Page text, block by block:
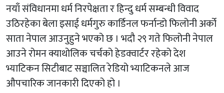
नयाँ संविधानमा धर्म निरपेक्षता र हिन्दु धर्म सम्बन्धी विवाद
उठिरहेका बेला इसाई धर्मगुरु कार्डिनल फर्नान्डो फिलोनी अर्को
साता नेपाल आउनुहुने भएको छ । भदौ २९ गते फिलोनी नेपाल
आउने रोमन क्याथोलिक चर्चको हेडक्वार्टर रहेको देश
भ्याटिकन सिटीबाट सञ्चालित रेडियो भ्याटिकनले आज
औपचारिक जानकारी दिएको हो ।